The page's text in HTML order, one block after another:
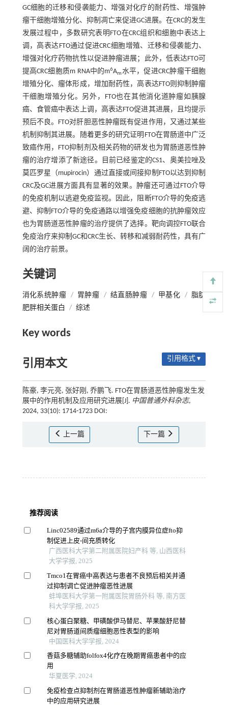
GC细胞的迁移和侵袭能力、增强对化疗的耐药性、增强肿
瘤干细胞增殖分化、抑制凋亡来促进GC进展。在CRC的发生
发展过程中，多数研究表明FTO在CRC组织和细胞中表达上
调，高表达FTO通过促进CRC细胞增殖、迁移和侵袭能力、
增强对化疗药物抗性以促进肿瘤进展；此外，低表达FTO可
提高CRC细胞质m RNA中的m6Am水平，促进CRC肿瘤干细胞
增殖分化、瘤体形成，增加耐药性，高表达FTO则抑制肿瘤
干细胞增殖分化。另外，FTO也在其他消化道肿瘤如胰腺
癌、食管癌中表达上调，高表达FTO促进其进展，且均提示
预后不良。FTO对肝胆恶性肿瘤既有促进作用，又通过某些
机制抑制其进展。随着更多的研究证明FTO在胃肠道中广泛
致癌作用，FTO抑制剂及相关药物的研发也为胃肠道恶性肿
瘤的治疗增添了新途径。目前已经鉴定的CS1、奥美拉唑及
莫匹罗星（mupirocin）通过直接或间接抑制FTO以达到抑制
CRC及GC进展方面具有显著的效果。肿瘤还可通过FTO介导
的免疫机制以逃避免疫监视。因此，阻断FTO介导的免疫逃
避、抑制FTO介导的免疫通路以增强免疫细胞的抗肿瘤效应
也为胃肠道恶性肿瘤的治疗提供了选择。靶向调控FTO联合
免疫治疗来抑制GC和CRC生长、转移和减弱耐药性，具有广
阔的治疗前景。
关键词
消化系统肿瘤 / 胃肿瘤 / 结直肠肿瘤 / 甲基化 / 脂肪
肥胖相关蛋白
/ 综述
Key words
引用本文 引用格式 ▾
陈豪, 李元亮, 张好刚, 乔鹏飞. FTO在胃肠道恶性肿瘤发生发
展中的作用机制及应用研究进展[J]. 中国普通外科杂志,
2024, 33(10): 1714-1723 DOI:
上一篇 下一篇